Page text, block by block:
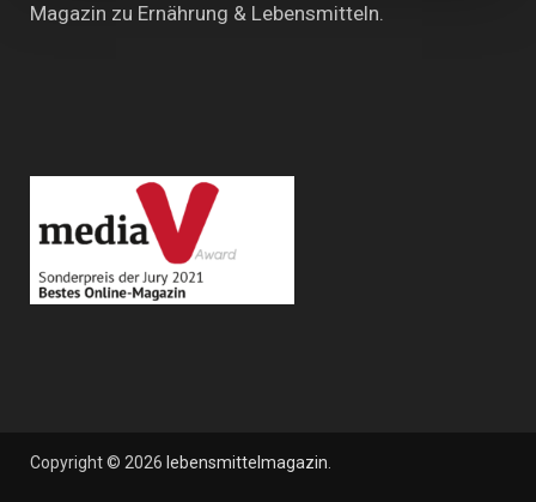
Magazin zu Ernährung & Lebensmitteln.
Copyright © 2026 lebensmittelmagazin